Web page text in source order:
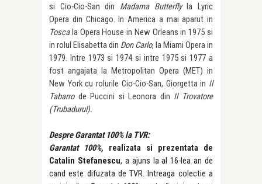
si Cio-Cio-San din Madama Butterflyla Lyric
Opera din Chicago. In America a mai aparut in
Toscala Opera House in New Orleans in 1975 si
in rolul Elisabetta din Don Carlo, la Miami Opera in
1979. Intre 1973 si 1974 si intre 1975 si 1977 a
fost angajata la Metropolitan Opera (MET) in
New York cu rolurile Cio-Cio-San, Giorgetta in Il
Tabarrode Puccini si Leonora din Il Trovatore
(Trubadurul).
Despre Garantat 100% la TVR:
Garantat 100%, realizata si prezentata de
Catalin Stefanescu, a ajuns la al 16-lea an de
cand este difuzata de TVR. Intreaga colectie a